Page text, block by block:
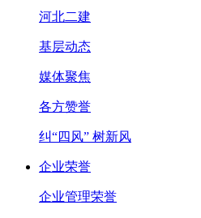
河北二建
基层动态
媒体聚焦
各方赞誉
纠“四风” 树新风
企业荣誉
企业管理荣誉